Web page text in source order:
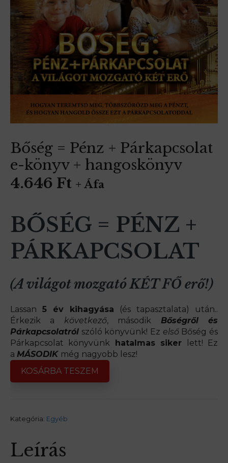
Bőség = Pénz + Párkapcsolat
e-könyv + hangoskönyv
4.646 Ft + Áfa
BŐSÉG = PÉNZ +
PÁRKAPCSOLAT
(A világot mozgató KÉT FŐ erő!)
Lassan 5 év kihagyása (és tapasztalata) után..
Érkezik a következő, második Bőségről és
Párkapcsolatról szóló könyvünk! Ez első Bőség és
Párkapcsolat könyvünk hatalmas siker lett! Ez
a MÁSODIK még nagyobb lesz!
KOSÁRBA TESZEM
Kategória: Egyéb
Leírás